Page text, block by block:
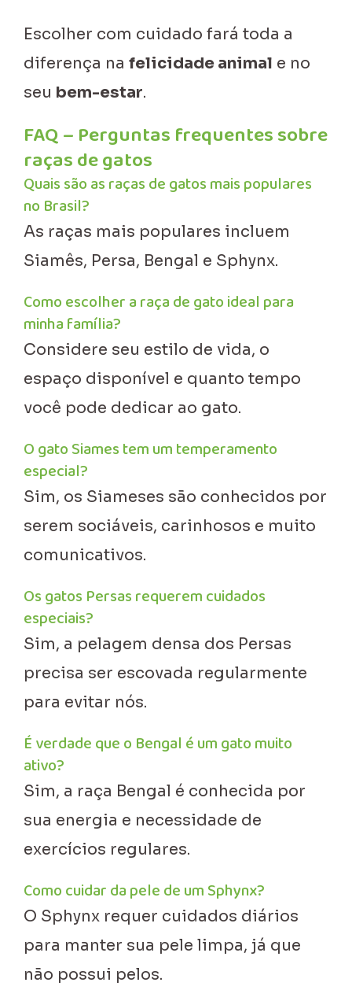
Escolher com cuidado fará toda a
diferença na felicidade animal e no
seu bem-estar.
FAQ – Perguntas frequentes sobre
raças de gatos
Quais são as raças de gatos mais populares
no Brasil?
As raças mais populares incluem
Siamês, Persa, Bengal e Sphynx.
Como escolher a raça de gato ideal para
minha família?
Considere seu estilo de vida, o
espaço disponível e quanto tempo
você pode dedicar ao gato.
O gato Siames tem um temperamento
especial?
Sim, os Siameses são conhecidos por
serem sociáveis, carinhosos e muito
comunicativos.
Os gatos Persas requerem cuidados
especiais?
Sim, a pelagem densa dos Persas
precisa ser escovada regularmente
para evitar nós.
É verdade que o Bengal é um gato muito
ativo?
Sim, a raça Bengal é conhecida por
sua energia e necessidade de
exercícios regulares.
Como cuidar da pele de um Sphynx?
O Sphynx requer cuidados diários
para manter sua pele limpa, já que
não possui pelos.